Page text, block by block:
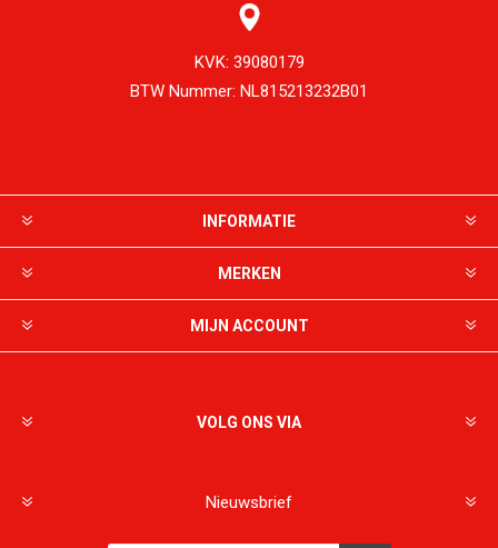
KVK: 39080179
BTW Nummer: NL815213232B01
INFORMATIE
MERKEN
MIJN ACCOUNT
VOLG ONS VIA
Nieuwsbrief